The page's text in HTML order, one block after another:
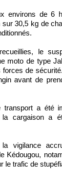
environs de 6
30,5 kg de
le
moto de type
de
avant de
transport a été
la cargaison a
la vigilance
Kédougou,
le trafic de